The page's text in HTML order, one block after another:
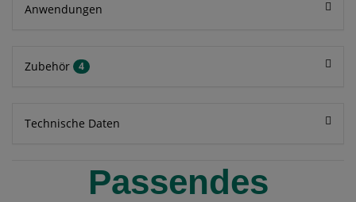
Anwendungen
Zubehör 4
Technische Daten
Passendes